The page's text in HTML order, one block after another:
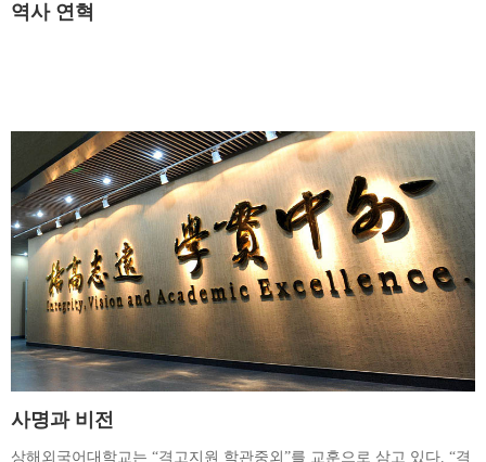
역사 연혁
사명과 비전
상해외국어대학교는 “격고지원 학관중외”를 교훈으로 삼고 있다. “격